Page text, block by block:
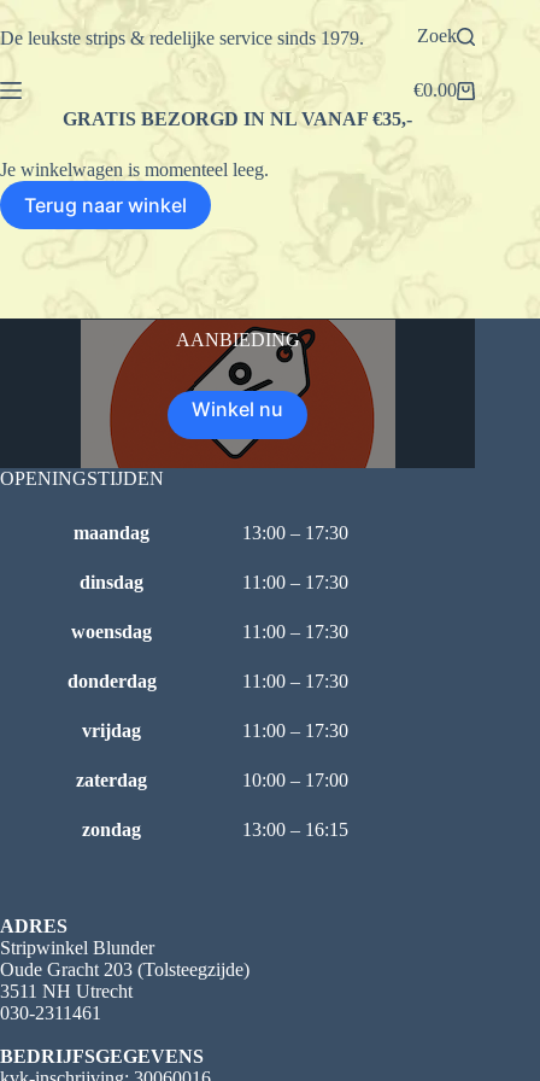
Ga
naar
De leukste strips & redelijke service sinds 1979. Zoek
Winkelwagen
€0.00
GRATIS BEZORGD IN NL VANAF €35,-
Je winkelwagen is momenteel leeg.
Terug naar winkel
AANBIEDING
Winkel nu
OPENINGSTIJDEN
maandag 13:00 – 17:30
dinsdag 11:00 – 17:30
woensdag 11:00 – 17:30
donderdag 11:00 – 17:30
vrijdag 11:00 – 17:30
zaterdag 10:00 – 17:00
zondag 13:00 – 16:15
ADRES
Stripwinkel Blunder
Oude Gracht 203 (Tolsteegzijde)
3511 NH Utrecht
030-2311461
BEDRIJFSGEGEVENS